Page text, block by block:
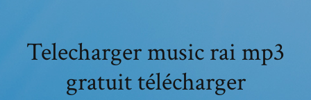
Telecharger music rai mp3
gratuit télécharger